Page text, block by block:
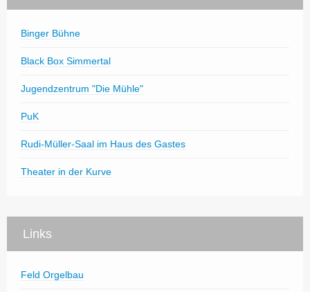
Binger Bühne
Black Box Simmertal
Jugendzentrum "Die Mühle"
PuK
Rudi-Müller-Saal im Haus des Gastes
Theater in der Kurve
Links
Feld Orgelbau